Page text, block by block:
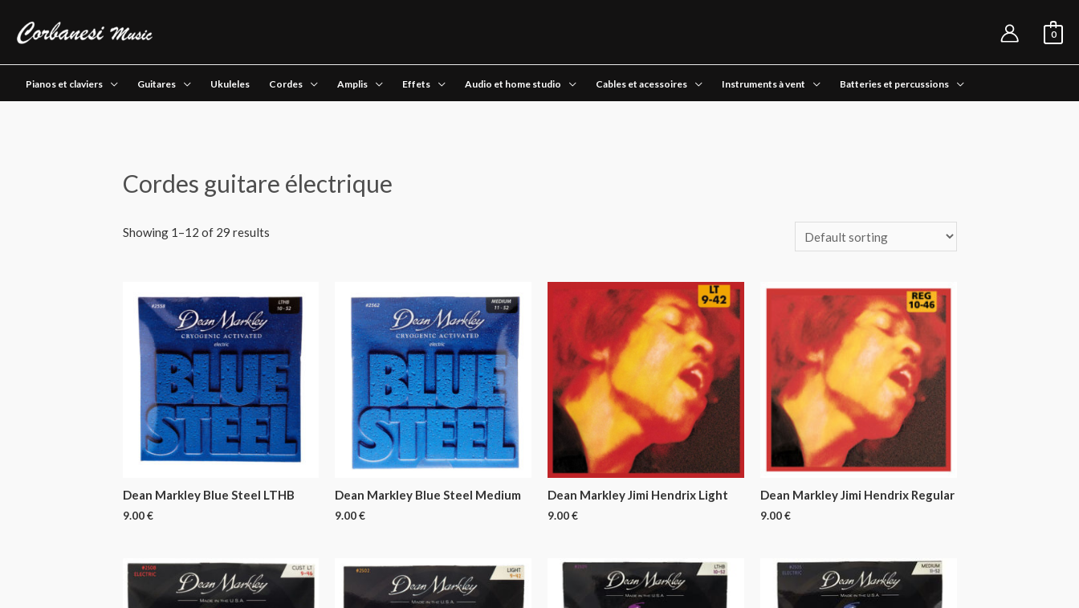
0
Pianos et claviers Guitares Ukuleles Cordes Amplis Effets Audio et home studio Cables et acessoires Instruments à vent Batteries et percussions
Cordes guitare électrique
Showing 1–12 of 29 results
Dean Markley Blue Steel LTHB
9.00€
Dean Markley Blue Steel Medium
9.00€
Dean Markley Jimi Hendrix Light
9.00€
Dean Markley Jimi Hendrix Regular
9.00€